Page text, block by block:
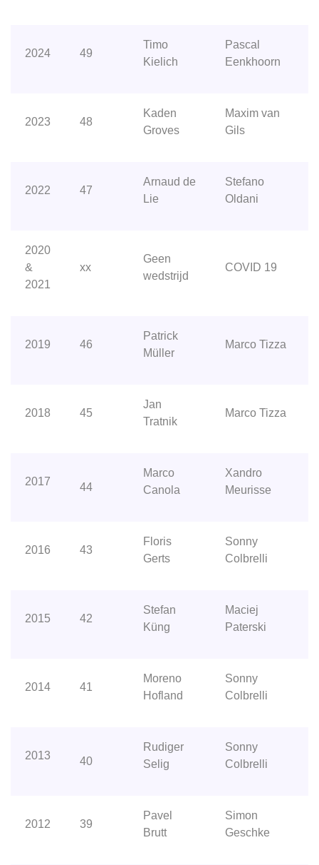
2024 49
Timo
Kielich
Pascal
Eenkhoorn
2023 48
Kaden
Groves
Maxim van
Gils
2022 47
Arnaud de
Lie
Stefano
Oldani
2020
&
2021
xx
Geen
wedstrijd
COVID 19
2019 46
Patrick
Müller
Marco Tizza
2018 45
Jan
Tratnik
Marco Tizza
2017 44
Marco
Canola
Xandro
Meurisse
2016 43
Floris
Gerts
Sonny
Colbrelli
2015 42
Stefan
Küng
Maciej
Paterski
2014 41
Moreno
Hofland
Sonny
Colbrelli
2013 40
Rudiger
Selig
Sonny
Colbrelli
2012 39
Pavel
Brutt
Simon
Geschke